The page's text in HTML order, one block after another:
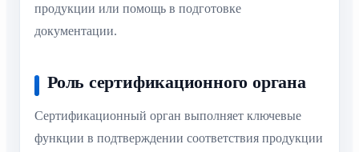
продукции или помощь в подготовке
документации.
Роль сертификационного органа
Сертификационный орган выполняет ключевые
функции в подтверждении соответствия продукции